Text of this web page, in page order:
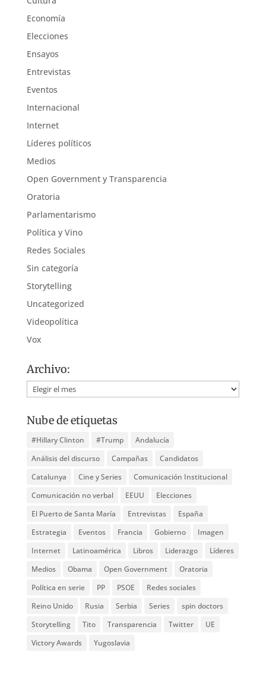
Economía
Elecciones
Ensayos
Entrevistas
Eventos
Internacional
Internet
Líderes políticos
Medios
Open Government y Transparencia
Oratoria
Parlamentarismo
Política y Vino
Redes Sociales
Sin categoría
Storytelling
Uncategorized
Videopolítica
Vox
Archivo:
Archivo:
Nube de etiquetas
#Hillary Clinton #Trump
Andalucía
Análisis del discurso
Campañas
Candidatos
Catalunya
Cine y Series
Comunicación Institucional
Comunicación no verbal
EEUU
Elecciones
El Puerto de Santa María
Entrevistas
España
Estrategia
Eventos Francia Gobierno
Imagen
Internet
Latinoamérica Libros Liderazgo
Líderes
Medios
Obama Open Government
Oratoria
Política en serie
PP PSOE
Redes sociales
Reino Unido
Rusia Serbia Series
spin doctors
Storytelling
Tito Transparencia Twitter
UE
Victory Awards
Yugoslavia